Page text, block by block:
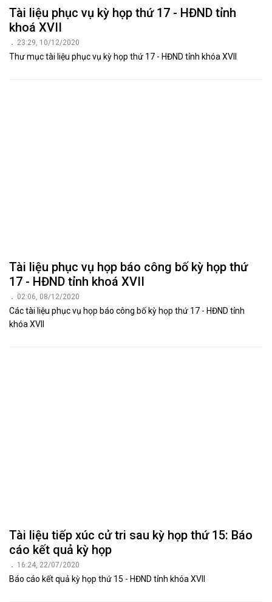
Tài liệu phục vụ kỳ họp thứ 17 - HĐND tỉnh
khoá XVII
23:29, 10/12/2020
Thư mục tài liệu phục vụ kỳ họp thứ 17 - HĐND tỉnh khóa XVII
Tài liệu phục vụ họp báo công bố kỳ họp thứ
17 - HĐND tỉnh khoá XVII
02:06, 08/12/2020
Các tài liệu phục vụ họp báo công bố kỳ họp thứ 17 - HĐND tỉnh
khóa XVII
Tài liệu tiếp xúc cử tri sau kỳ họp thứ 15: Báo
cáo kết quả kỳ họp
16:24, 22/07/2020
Báo cáo kết quả kỳ họp thứ 15 - HĐND tỉnh khóa XVII